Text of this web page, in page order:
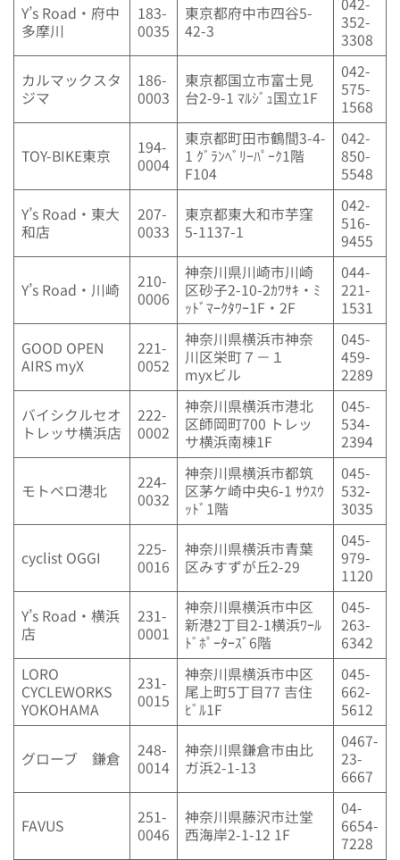
Y’s Road・府中
多摩川
183-
0035
東京都府中市四谷5-
42-3
352-
3308
カルマックスタ
ジマ
186-
0003
東京都国立市富士見
台2-9-1 ﾏﾙｼﾞｭ国立1F
042-
575-
1568
TOY-BIKE東京
194-
0004
東京都町田市鶴間3-4-
1 ｸﾞﾗﾝﾍﾞﾘｰﾊﾟｰｸ1階
F104
042-
850-
5548
Y’s Road・東大
和店
207-
0033
東京都東大和市芋窪
5-1137-1
042-
516-
9455
Y’s Road・川崎
210-
0006
神奈川県川崎市川崎
区砂子2-10-2ｶﾜｻｷ・ﾐ
ｯﾄﾞﾏｰｸﾀﾜｰ1F・2F
044-
221-
1531
GOOD OPEN
AIRS myX
221-
0052
神奈川県横浜市神奈
川区栄町７－１
myxビル
045-
459-
2289
バイシクルセオ
トレッサ横浜店
222-
0002
神奈川県横浜市港北
区師岡町700 トレッ
サ横浜南棟1F
045-
534-
2394
モトベロ港北
224-
0032
神奈川県横浜市都筑
区茅ケ崎中央6-1 ｻｳｽｳ
ｯﾄﾞ1階
045-
532-
3035
cyclist OGGI
225-
0016
神奈川県横浜市青葉
区みすずが丘2-29
045-
979-
1120
Y’s Road・横浜
店
231-
0001
神奈川県横浜市中区
新港2丁目2-1横浜ﾜｰﾙ
ﾄﾞﾎﾟｰﾀｰｽﾞ6階
045-
263-
6342
LORO
CYCLEWORKS
YOKOHAMA
231-
0015
神奈川県横浜市中区
尾上町5丁目77 吉住
ﾋﾞﾙ1F
045-
662-
5612
グローブ 鎌倉
248-
0014
神奈川県鎌倉市由比
ガ浜2-1-13
0467-
23-
6667
FAVUS
251-
0046
神奈川県藤沢市辻堂
西海岸2-1-12 1F
04-
6654-
7228